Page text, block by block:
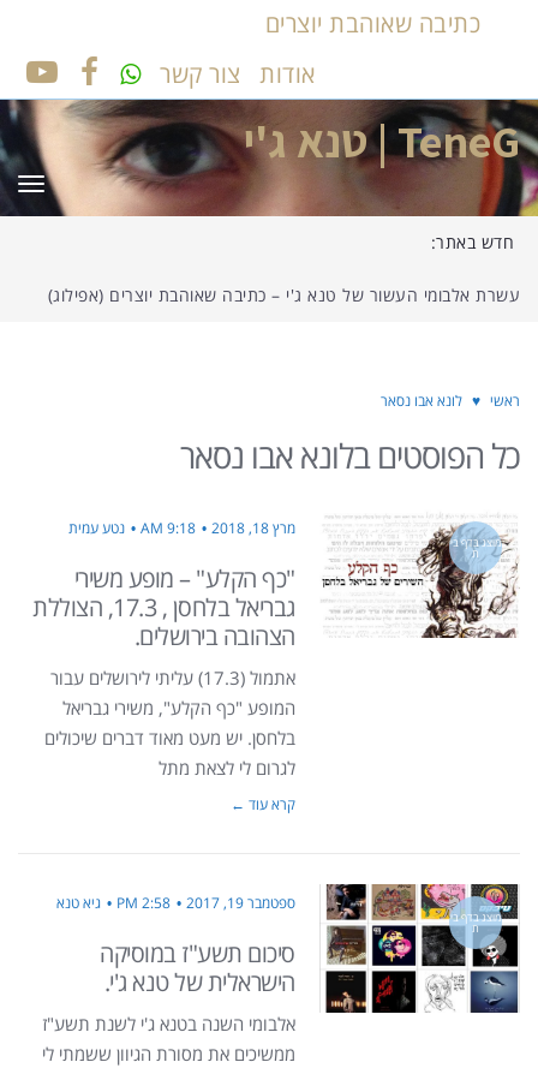
כתיבה שאוהבת יוצרים
אודות
צור קשר
TeneG | טנא ג'י
חדש באתר:
עשרת אלבומי העשור של טנא ג'י – כתיבה שאוהבת יוצרים (אפילוג)
ראשי ♥ לונא אבו נסאר
כל הפוסטים בלונא אבו נסאר
מוצג בדף בי
ת
מרץ 18, 2018 9:18 AM נטע עמית
"כף הקלע" – מופע משירי
גבריאל בלחסן , 17.3, הצוללת
הצהובה בירושלים.
אתמול (17.3) עליתי לירושלים עבור
המופע "כף הקלע", משירי גבריאל
בלחסן. יש מעט מאוד דברים שיכולים
לגרום לי לצאת מתל
קרא עוד ←
מוצג בדף בי
ת
ספטמבר 19, 2017 2:58 PM גיא טנא
סיכום תשע"ז במוסיקה
הישראלית של טנא ג'י.
אלבומי השנה בטנא ג'י לשנת תשע"ז
ממשיכים את מסורת הגיוון ששמתי לי